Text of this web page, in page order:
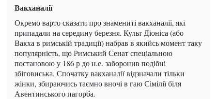
Вакханалії
Окремо варто сказати про знамениті вакханалії, які
припадали на середину березня. Культ Діоніса (або
Вакха в римській традиції) набрав в якийсь момент таку
популярність, що Римський Сенат спеціальною
постановою у 186 р до н.е. заборонив подібні
збіговиська. Спочатку вакханалії відзначали тільки
жінки, збираючись таємно вночі в гаю Сімілії біля
Авентинського пагорба.